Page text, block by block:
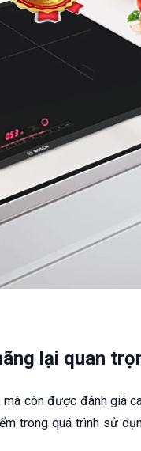
lại quan
còn được đánh giá
trong quá trình sử